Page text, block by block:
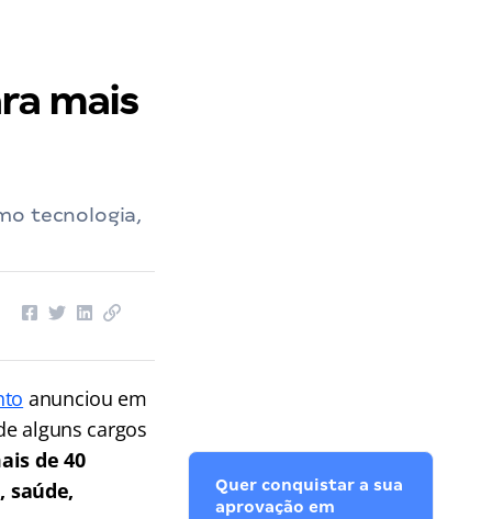
mais
tecnologia,
anunciou em
alguns cargos
de 40
saúde,
Quer conquistar a sua
aprovação em